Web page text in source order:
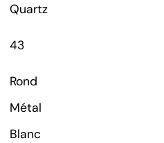
Quartz
43
Rond
Métal
Blanc